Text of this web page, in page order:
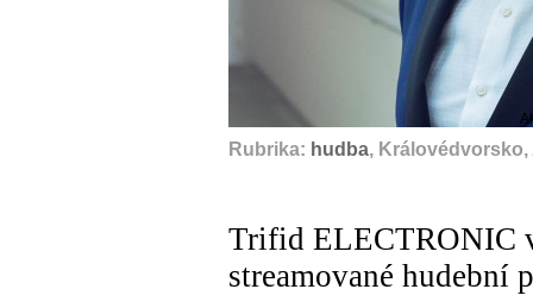
Rubrika: hudba, Královédvorsko,
Trifid ELECTRONIC
streamované hudební